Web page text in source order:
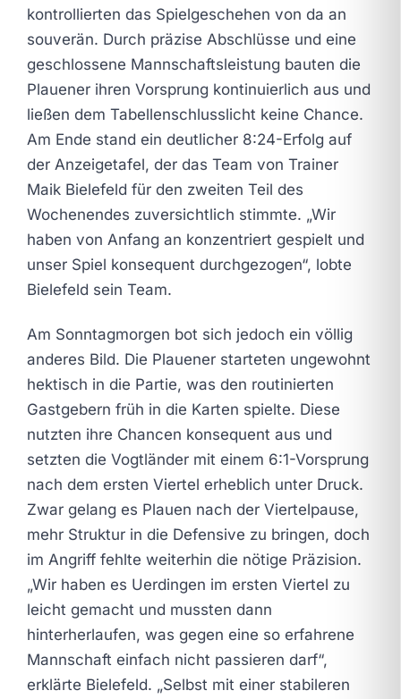
kontrollierten das Spielgeschehen von da an
souverän. Durch präzise Abschlüsse und eine
geschlossene Mannschaftsleistung bauten die
Plauener ihren Vorsprung kontinuierlich aus und
ließen dem Tabellenschlusslicht keine Chance.
Am Ende stand ein deutlicher 8:24-Erfolg auf
der Anzeigetafel, der das Team von Trainer
Maik Bielefeld für den zweiten Teil des
Wochenendes zuversichtlich stimmte. „Wir
haben von Anfang an konzentriert gespielt und
unser Spiel konsequent durchgezogen“, lobte
Bielefeld sein Team.
Am Sonntagmorgen bot sich jedoch ein völlig
anderes Bild. Die Plauener starteten ungewohnt
hektisch in die Partie, was den routinierten
Gastgebern früh in die Karten spielte. Diese
nutzten ihre Chancen konsequent aus und
setzten die Vogtländer mit einem 6:1-Vorsprung
nach dem ersten Viertel erheblich unter Druck.
Zwar gelang es Plauen nach der Viertelpause,
mehr Struktur in die Defensive zu bringen, doch
im Angriff fehlte weiterhin die nötige Präzision.
„Wir haben es Uerdingen im ersten Viertel zu
leicht gemacht und mussten dann
hinterherlaufen, was gegen eine so erfahrene
Mannschaft einfach nicht passieren darf“,
erklärte Bielefeld. „Selbst mit einer stabileren